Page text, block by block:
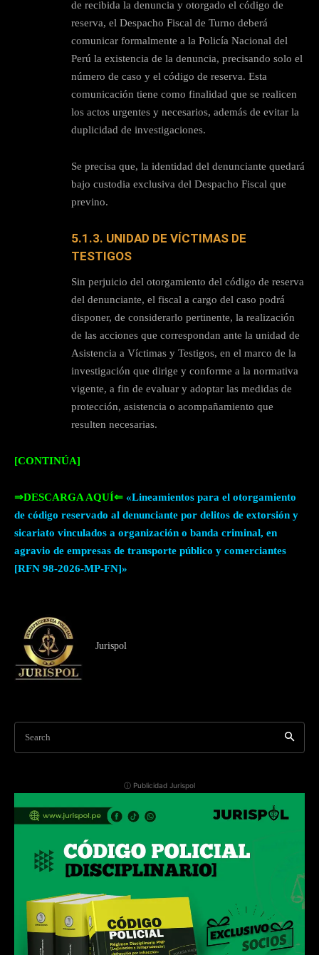
de recibida la denuncia y otorgado el código de
reserva, el Despacho Fiscal de Turno deberá
comunicar formalmente a la Policía Nacional del
Perú la existencia de la denuncia, precisando solo el
número de caso y el código de reserva. Esta
comunicación tiene como finalidad que se realicen
los actos urgentes y necesarios, además de evitar la
duplicidad de investigaciones.
Se precisa que, la identidad del denunciante quedará
bajo custodia exclusiva del Despacho Fiscal que
previno.
5.1.3. UNIDAD DE VÍCTIMAS DE
TESTIGOS
Sin perjuicio del otorgamiento del código de reserva
del denunciante, el fiscal a cargo del caso podrá
disponer, de considerarlo pertinente, la realización
de las acciones que correspondan ante la unidad de
Asistencia a Víctimas y Testigos, en el marco de la
investigación que dirige y conforme a la normativa
vigente, a fin de evaluar y adoptar las medidas de
protección, asistencia o acompañamiento que
resulten necesarias.
[CONTINÚA]
⇒DESCARGA AQUÍ⇐ «Lineamientos para el otorgamiento
de código reservado al denunciante por delitos de extorsión y
sicariato vinculados a organización o banda criminal, en
agravio de empresas de transporte público y comerciantes
[RFN 98-2026-MP-FN]»
Jurispol
Search
ⓘ Publicidad Jurispol